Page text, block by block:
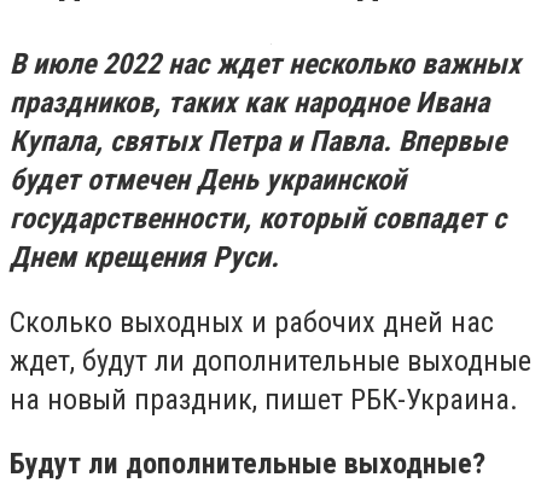
В июле 2022 нас ждет несколько важных
праздников, таких как народное Ивана
Купала, святых Петра и Павла. Впервые
будет отмечен День украинской
государственности, который совпадет с
Днем крещения Руси.
Сколько выходных и рабочих дней нас
ждет, будут ли дополнительные выходные
на новый праздник, пишет РБК-Украина.
Будут ли дополнительные выходные?